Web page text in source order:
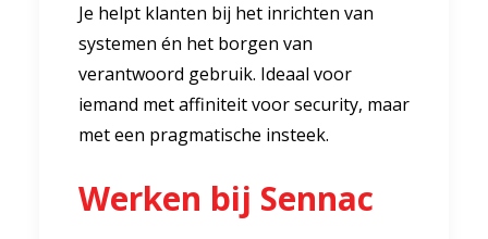
Je helpt klanten bij het inrichten van
systemen én het borgen van
verantwoord gebruik. Ideaal voor
iemand met affiniteit voor security, maar
met een pragmatische insteek.
Werken bij Sennac